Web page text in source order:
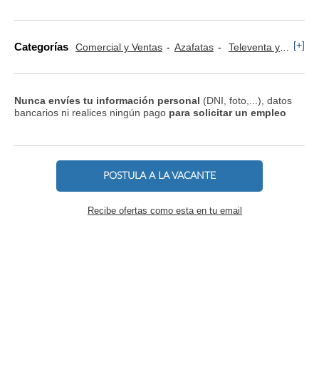
Categorías Comercial y Ventas Azafatas Televenta y Marketing Telefónico [+]
Nunca envíes tu información personal (DNI, foto,...), datos
bancarios ni realices ningún pago para solicitar un empleo
POSTULA A LA VACANTE
Recibe ofertas como esta en tu email